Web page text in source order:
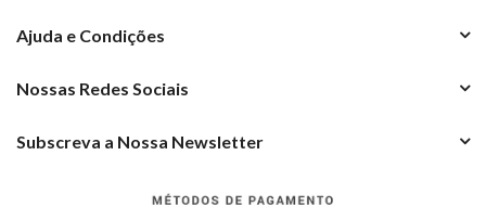
Ajuda e Condições
Nossas Redes Sociais
Subscreva a Nossa Newsletter